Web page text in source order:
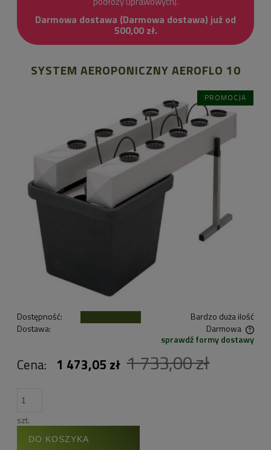
Darmowa dostawa (Darmowa dostawa) już od
500,00 zł.
SYSTEM AEROPONICZNY AEROFLO 10
PROMOCJA
Dostępność:
Bardzo duża ilość
Dostawa:
Darmowa
Cena nie zawiera ewentualnych kosztów płatnościsprawdź formy dostawy
Cena: 1 473,05 zł 1 733,00 zł
szt.
DO KOSZYKA